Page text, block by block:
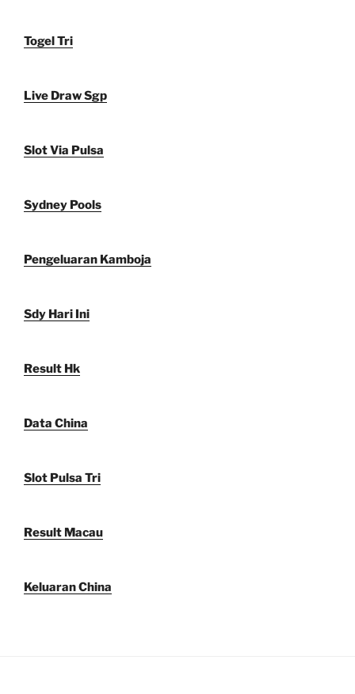
Togel Tri
Live Draw Sgp
Slot Via Pulsa
Sydney Pools
Pengeluaran Kamboja
Sdy Hari Ini
Result Hk
Data China
Slot Pulsa Tri
Result Macau
Keluaran China